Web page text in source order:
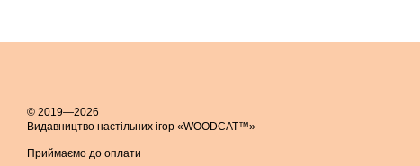
© 2019—2026
Видавництво настільних ігор «WOODCAT™»
Приймаємо до оплати